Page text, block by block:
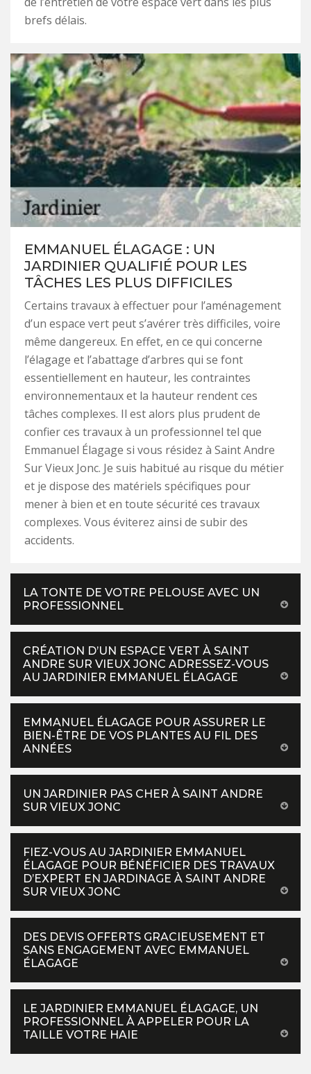
brefs délais.
EMMANUEL ÉLAGAGE : UN
JARDINIER QUALIFIÉ POUR LES
TÂCHES LES PLUS DIFFICILES
Certains travaux à effectuer pour l’aménagement
d’un espace vert peut s’avérer très difficiles, voire
même dangereux. En effet, en ce qui concerne
l’élagage et l’abattage d’arbres qui se font
essentiellement en hauteur, les contraintes
environnementaux et la hauteur rendent ces
tâches complexes. Il est alors plus prudent de
confier ces travaux à un professionnel tel que
Emmanuel Élagage si vous résidez à Saint Andre
Sur Vieux Jonc. Je suis habitué au risque du métier
et je dispose des matériels spécifiques pour
mener à bien et en toute sécurité ces travaux
complexes. Vous éviterez ainsi de subir des
accidents.
LA TONTE DE VOTRE PELOUSE AVEC UN
PROFESSIONNEL
CRÉATION D’UN ESPACE VERT À SAINT
ANDRE SUR VIEUX JONC ADRESSEZ-VOUS
AU JARDINIER EMMANUEL ÉLAGAGE
EMMANUEL ÉLAGAGE POUR ASSURER LE
BIEN-ÊTRE DE VOS PLANTES AU FIL DES
ANNÉES
UN JARDINIER PAS CHER À SAINT ANDRE
SUR VIEUX JONC
FIEZ-VOUS AU JARDINIER EMMANUEL
ÉLAGAGE POUR BÉNÉFICIER DES TRAVAUX
D’EXPERT EN JARDINAGE À SAINT ANDRE
SUR VIEUX JONC
DES DEVIS OFFERTS GRACIEUSEMENT ET
SANS ENGAGEMENT AVEC EMMANUEL
ÉLAGAGE
LE JARDINIER EMMANUEL ÉLAGAGE, UN
PROFESSIONNEL À APPELER POUR LA
TAILLE VOTRE HAIE